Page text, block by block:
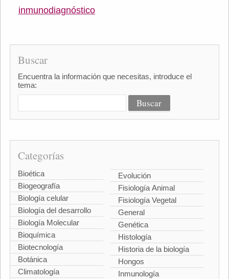
inmunodiagnóstico
Buscar
Encuentra la información que necesitas, introduce el
tema:
Categorías
Bioética
Biogeografía
Biología celular
Biología del desarrollo
Biología Molecular
Bioquímica
Biotecnología
Botánica
Climatología
Evolución
Fisiología Animal
Fisiología Vegetal
General
Genética
Histología
Historia de la biología
Hongos
Inmunología